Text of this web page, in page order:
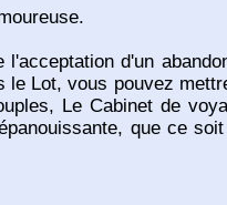
d'un
le Lot, vous pouvez
Le Cabinet de
que ce